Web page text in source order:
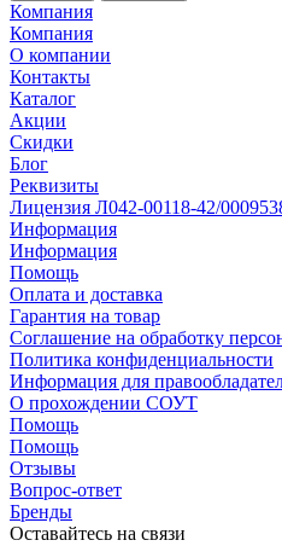
Компания
Компания
О компании
Контакты
Каталог
Акции
Скидки
Блог
Реквизиты
Лицензия Л042-00118-42/
Информация
Информация
Помощь
Оплата и доставка
Гарантия на товар
Соглашение на обработку
Политика конфиденциальности
Информация для
О прохождении СОУТ
Помощь
Помощь
Отзывы
Вопрос-ответ
Бренды
Оставайтесь на связи